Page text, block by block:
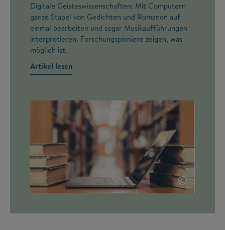
Digitale Geisteswissenschaften: Mit Computern
ganze Stapel von Gedichten und Romanen auf
einmal bearbeiten und sogar Musikaufführungen
interpretieren. Forschungspioniere zeigen, was
möglich ist.
Artikel lesen
©